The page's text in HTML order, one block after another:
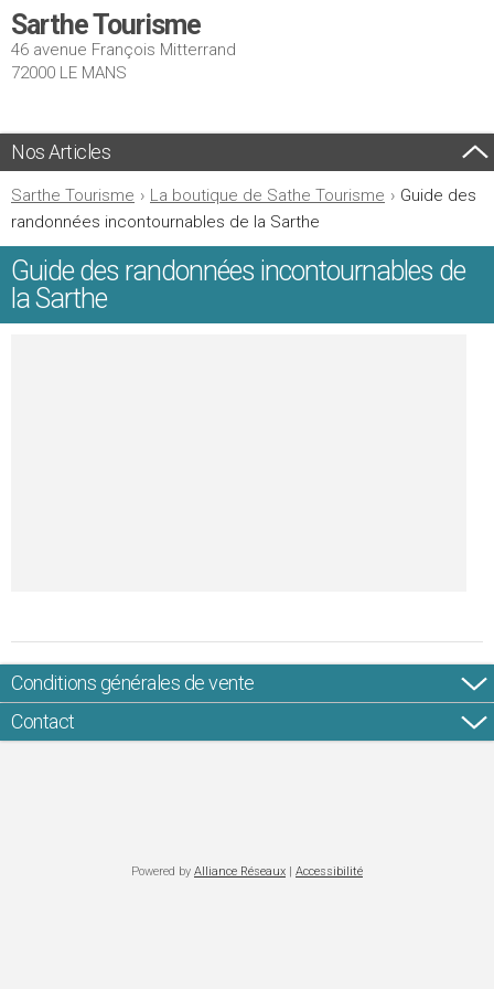
Sarthe Tourisme
46 avenue François Mitterrand
72000 LE MANS
Nos Articles
Sarthe Tourisme › La boutique de Sathe Tourisme › Guide des
randonnées incontournables de la Sarthe
Guide des randonnées incontournables de
la Sarthe
Conditions générales de vente
Contact
Powered by Alliance Réseaux | Accessibilité